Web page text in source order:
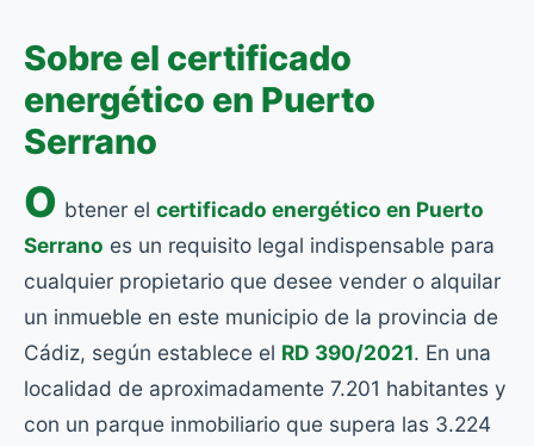
Sobre el certificado
energético en Puerto
Serrano
O btener el certificado energético en Puerto
Serrano es un requisito legal indispensable para
cualquier propietario que desee vender o alquilar
un inmueble en este municipio de la provincia de
Cádiz, según establece el RD 390/2021. En una
localidad de aproximadamente 7.201 habitantes y
con un parque inmobiliario que supera las 3.224